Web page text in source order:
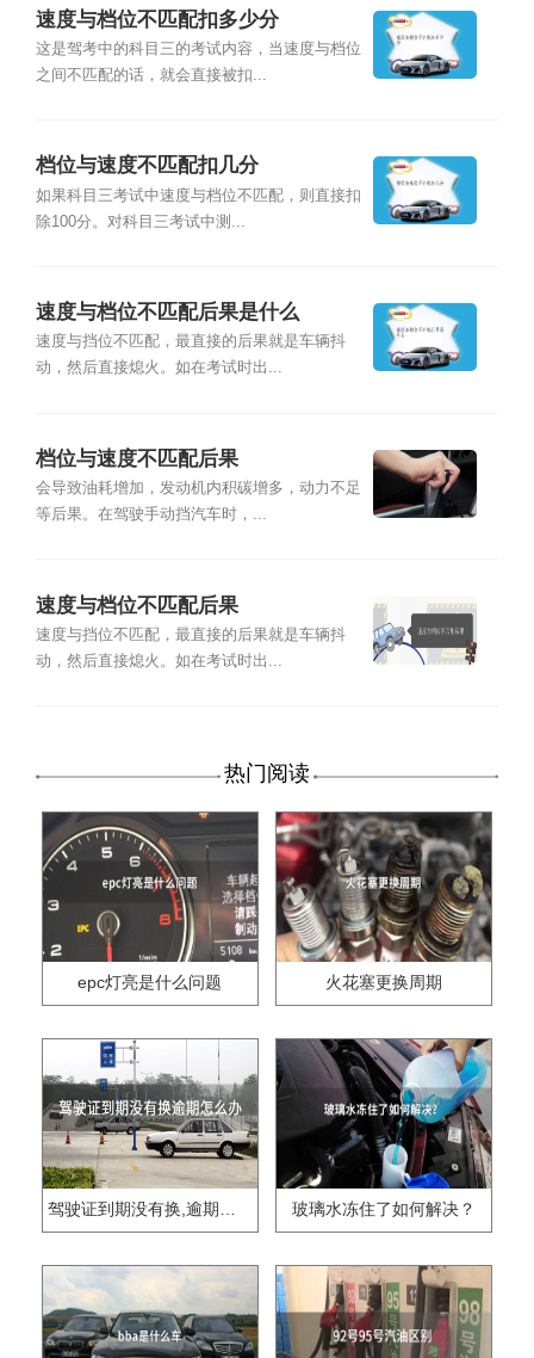
速度与档位不匹配扣多少分
这是驾考中的科目三的考试内容，当速度与档位
之间不匹配的话，就会直接被扣...
档位与速度不匹配扣几分
如果科目三考试中速度与档位不匹配，则直接扣
除100分。对科目三考试中测...
速度与档位不匹配后果是什么
速度与挡位不匹配，最直接的后果就是车辆抖
动，然后直接熄火。如在考试时出...
档位与速度不匹配后果
会导致油耗增加，发动机内积碳增多，动力不足
等后果。在驾驶手动挡汽车时，...
速度与档位不匹配后果
速度与挡位不匹配，最直接的后果就是车辆抖
动，然后直接熄火。如在考试时出...
热门阅读
epc灯亮是什么问题 火花塞更换周期
驾驶证到期没有换,逾期怎么办?? 玻璃水冻住了如何解决？